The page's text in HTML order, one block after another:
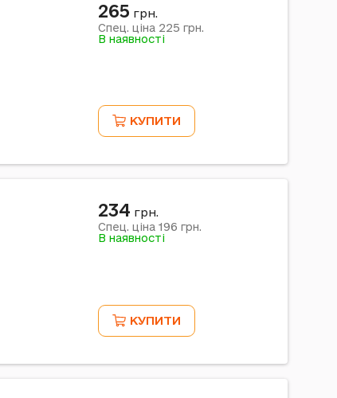
265 грн.
Спец. ціна 225 грн.
В наявності
КУПИТИ
234 грн.
Спец. ціна 196 грн.
В наявності
КУПИТИ